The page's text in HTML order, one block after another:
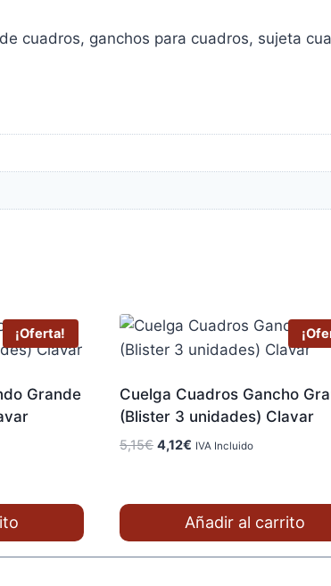
cuadros, ganchos para cuadros, sujeta
¡Oferta!
Grande
Cuelga Cuadros Gancho
(Blister 3 unidades) Clavar
5,15€ El
era:
5,15€.
4,12€ El
es:
4,12€.
IVA Incluido
Añadir al carrito